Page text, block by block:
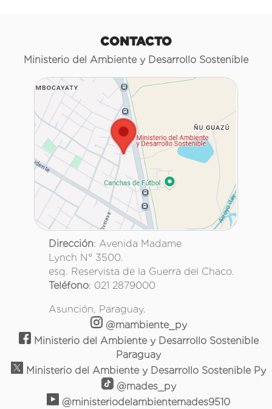
CONTACTO
Ministerio del Ambiente y Desarrollo Sostenible
Dirección: Avenida Madame
Lynch N° 3500.
esq. Reservista de la Guerra del Chaco.
Teléfono: 021 2879000
Asunción, Paraguay.
@mambiente_py
Ministerio del Ambiente y Desarrollo Sostenible
Paraguay
Ministerio del Ambiente y Desarrollo Sostenible Py
@mades_py
@ministeriodelambientemades9510